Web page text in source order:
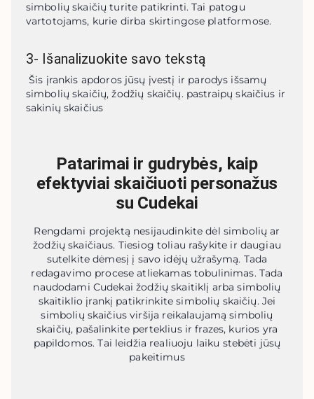
simbolių skaičių turite patikrinti. Tai patogu
vartotojams, kurie dirba skirtingose ​​platformose.
3- Išanalizuokite savo tekstą
simbolių skaičių, žodžių skaičių. pastraipų skaičius ir
sakinių skaičius
Patarimai ir gudrybės, kaip
efektyviai skaičiuoti personažus
su Cudekai
Rengdami projektą nesijaudinkite dėl simbolių ar
žodžių skaičiaus. Tiesiog toliau rašykite ir daugiau
sutelkite dėmesį į savo idėjų užrašymą. Tada
redagavimo procese atliekamas tobulinimas. Tada
naudodami Cudekai žodžių skaitiklį arba simbolių
skaitiklio įrankį patikrinkite simbolių skaičių. Jei
simbolių skaičius viršija reikalaujamą simbolių
skaičių, pašalinkite perteklius ir frazes, kurios yra
papildomos. Tai leidžia realiuoju laiku stebėti jūsų
pakeitimus